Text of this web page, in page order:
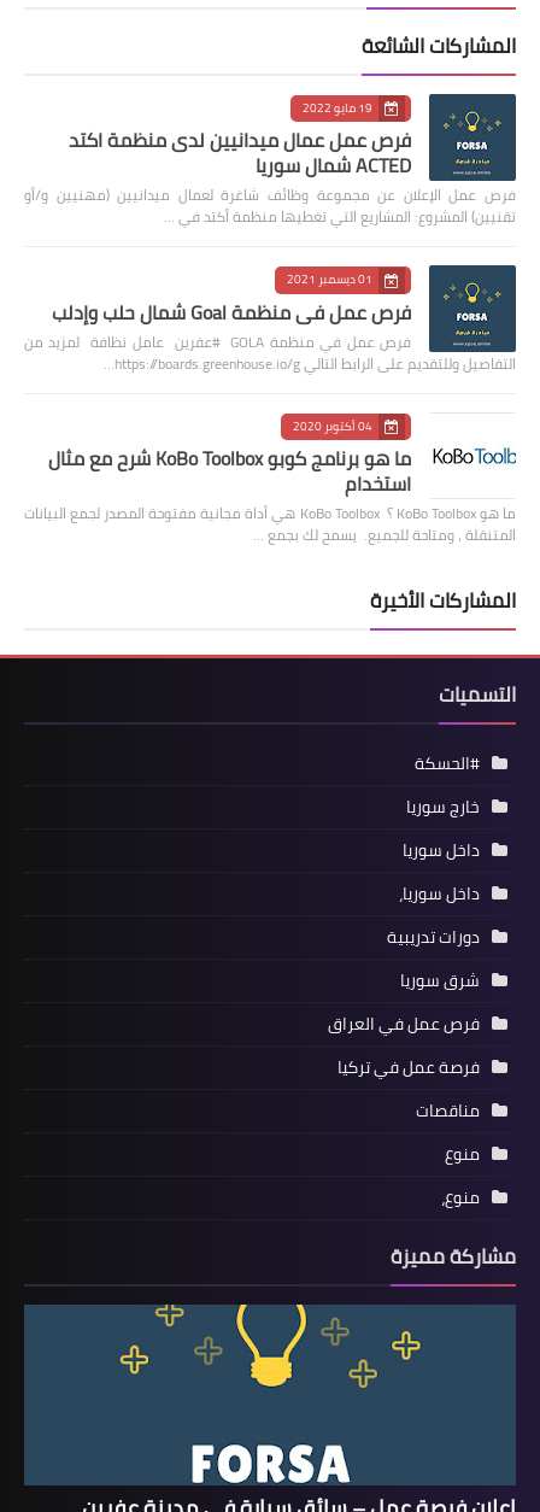
المشاركات الشائعة
19 مايو 2022
فرص عمل عمال ميدانيين لدى منظمة اكتد
ACTED شمال سوريا
فرص عمل الإعلان عن مجموعة وظائف شاغرة لعمال ميدانيين (مهنيين و/أو
تقنيين) المشروع: المشاريع التي تغطيها منظمة أكتد في …
01 ديسمبر 2021
فرص عمل في منظمة Goal شمال حلب وإدلب
فرص عمل في منظمة GOLA #عفرين عامل نظافة لمزيد من
التفاصيل وللتقديم على الرابط التالي https://boards.greenhouse.io/g…
04 أكتوبر 2020
ما هو برنامج كوبو KoBo Toolbox شرح مع مثال
استخدام
ما هو KoBo Toolbox ؟ KoBo Toolbox هي أداة مجانية مفتوحة المصدر لجمع البيانات
المتنقلة ، ومتاحة للجميع. يسمح لك بجمع …
المشاركات الأخيرة
التسميات
#الحسكة
خارج سوريا
داخل سوريا
داخل سوريا،
دورات تدريبية
شرق سوريا
فرص عمل في العراق
فرصة عمل في تركيا
مناقصات
منوع
منوع،
مشاركة مميزة